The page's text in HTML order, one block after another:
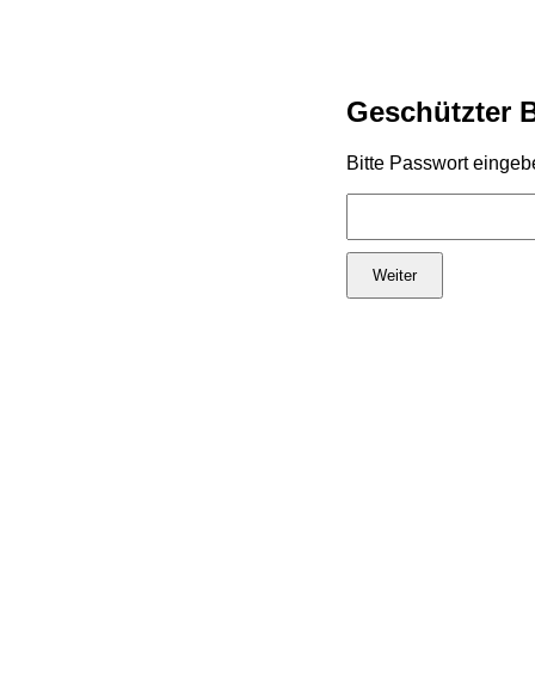
Geschützter
Bitte Passwort
Weiter